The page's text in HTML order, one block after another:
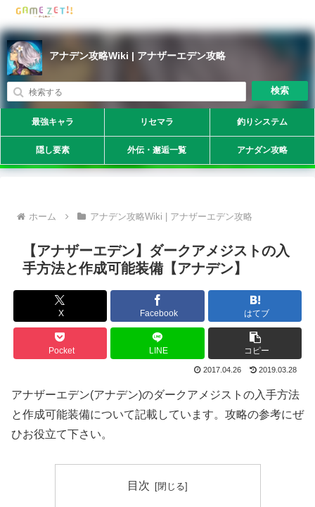
アナデン攻略Wiki | アナザーエデン攻略
検索
最強キャラ リセマラ 釣りシステム
隠し要素 外伝・邂逅一覧 アナダン攻略
ホーム アナデン攻略Wiki | アナザーエデン攻略
【アナザーエデン】ダークアメジストの入
手方法と作成可能装備【アナデン】
X Facebook はてブ
Pocket LINE コピー
2017.04.26 2019.03.28
アナザーエデン(アナデン)のダークアメジストの入手方法
と作成可能装備について記載しています。攻略の参考にぜ
ひお役立て下さい。
目次